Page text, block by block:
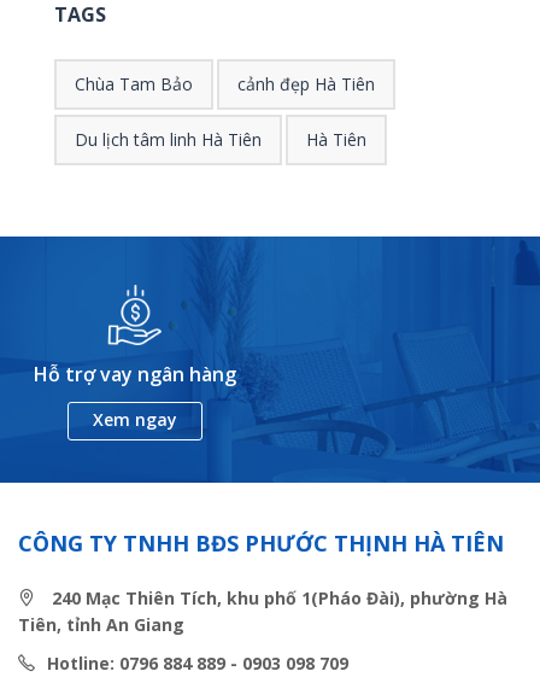
TAGS
Chùa Tam Bảo cảnh đẹp Hà Tiên
Du lịch tâm linh Hà Tiên Hà Tiên
Hỗ trợ vay ngân hàng
Xem ngay
CÔNG TY TNHH BĐS PHƯỚC THỊNH HÀ TIÊN
240 Mạc Thiên Tích, khu phố 1(Pháo Đài), phường Hà
Tiên, tỉnh An Giang
Hotline: 0796 884 889 - 0903 098 709